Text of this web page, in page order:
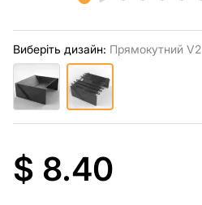
Виберіть дизайн: Прямокутний V2
$ 8.40